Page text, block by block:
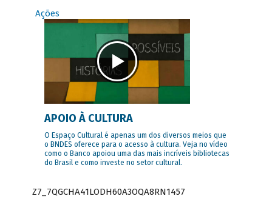
Ações
APOIO À CULTURA
O Espaço Cultural é apenas um dos diversos meios que
o BNDES oferece para o acesso à cultura. Veja no vídeo
como o Banco apoiou uma das mais incríveis bibliotecas
do Brasil e como investe no setor cultural.
Z7_7QGCHA41LODH60A3OQA8RN1457